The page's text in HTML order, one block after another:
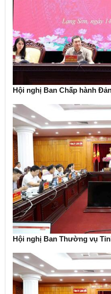
Hội nghị Ban Chấp hành
Hội nghị Ban Thường vụ